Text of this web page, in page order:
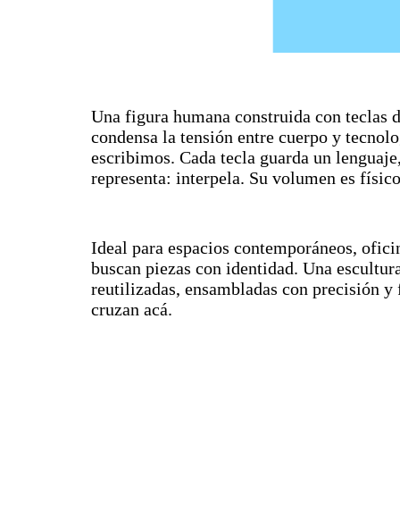
Una figura humana construida con teclas
condensa la tensión entre cuerpo y
escribimos. Cada tecla guarda un
representa: interpela. Su volumen es
Ideal para espacios contemporáneos,
buscan piezas con identidad. Una
reutilizadas, ensambladas con precisión
cruzan acá.